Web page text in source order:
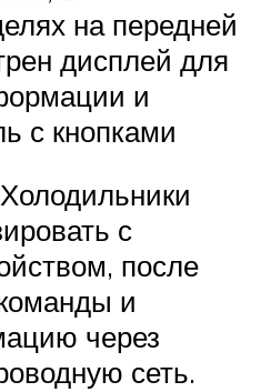
на передней
дисплей для
и
с кнопками
с
после
и
через
сеть.